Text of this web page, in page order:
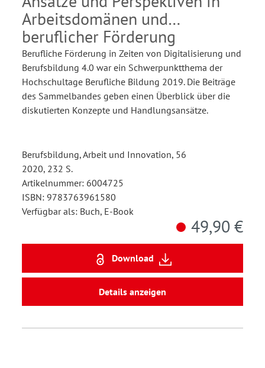
Arbeitsdomänen und
beruflicher Förderung
Berufliche Förderung in Zeiten von Digitalisierung und
Berufsbildung 4.0 war ein Schwerpunktthema der
Hochschultage Berufliche Bildung 2019. Die Beiträge
des Sammelbandes geben einen Überblick über die
diskutierten Konzepte und Handlungsansätze.
Berufsbildung, Arbeit und Innovation, 56
2020, 232 S.
Artikelnummer: 6004725
ISBN: 9783763961580
Verfügbar als: Buch, E-Book
49,90 €
Download
Details anzeigen